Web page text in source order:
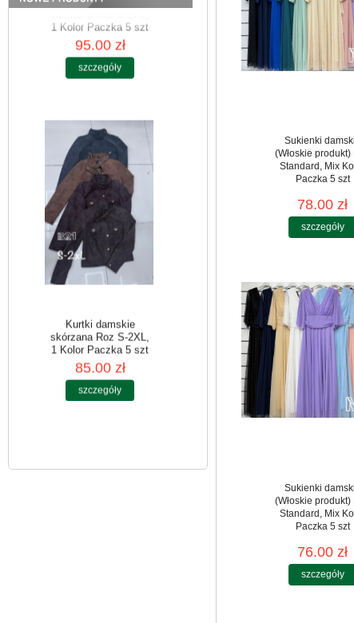
Kurtki damskie
skórzana Roz S-2XL,
szczegóły
Kurtki damskie
skórzana Roz S-2XL,
Sukienki
(Włoskie produkt)
Standard, Mix
Paczka 5 szt
78.00 zł
szczegóły
Sukienki
(Włoskie produkt)
Standard, Mix
Paczka 5 szt
76.00 zł
szczegóły